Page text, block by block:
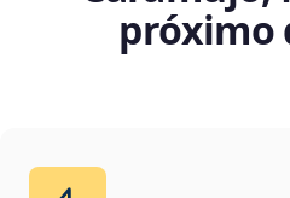
próximo